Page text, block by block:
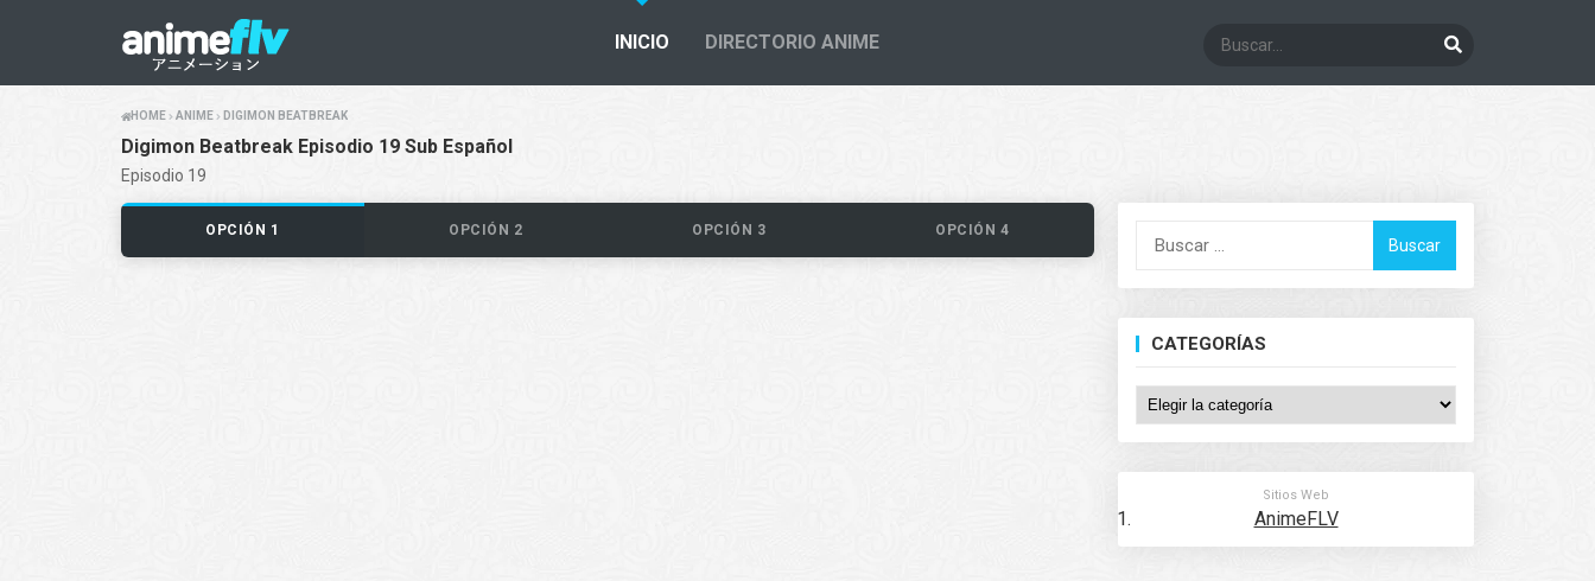
INICIO DIRECTORIO ANIME
HOME ANIME DIGIMON BEATBREAK
Digimon Beatbreak Episodio 19 Sub Español
Episodio 19
OPCIÓN 1 OPCIÓN 2 OPCIÓN 3 OPCIÓN 4 Buscar:
CATEGORÍAS
Categorías
Sitios Web
AnimeFLV